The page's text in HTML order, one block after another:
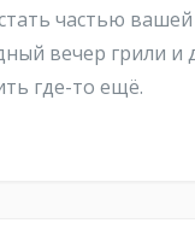
частью
вечер грили
где-то ещё.